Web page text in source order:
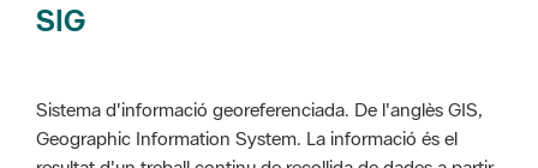
SIG
Sistema d'informació georeferenciada. De l'anglès GIS,
Geographic Information System. La informació és el